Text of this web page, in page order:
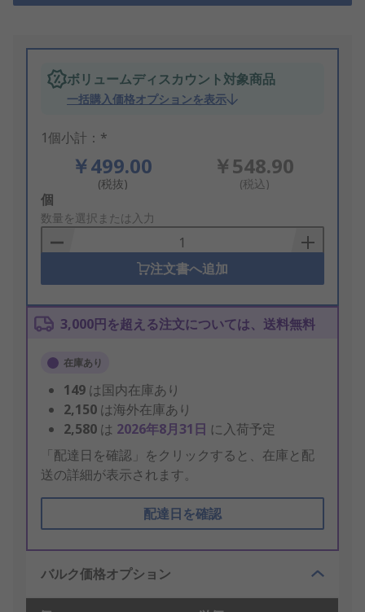
ボリュームディスカウント対象商品
一括購入価格オプションを表示
1個小計：*
￥499.00
(税抜)
￥548.90
(税込)
Add
to
Basket
個
数量を選択または入力
注文書へ追加
3,000円を超える注文については、送料無料
在庫あり
149 は国内在庫あり
2,150 は海外在庫あり
2,580 は 2026年8月31日 に入荷予定
「配達日を確認」をクリックすると、在庫と配
送の詳細が表示されます。
配達日を確認
バルク価格オプション